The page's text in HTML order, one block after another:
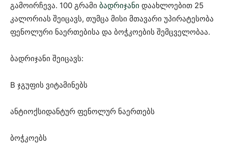
გამოირჩევა. 100 გრამი ბადრიჯანი დაახლოებით 25
კალორიას შეიცავს, თუმცა მისი მთავარი უპირატესობა
ფენოლური ნაერთებისა და ბოჭკოების შემცველობაა.
ბადრიჯანი შეიცავს:
B ჯგუფის ვიტამინებს
ანტიოქსიდანტურ ფენოლურ ნაერთებს
ბოჭკოებს